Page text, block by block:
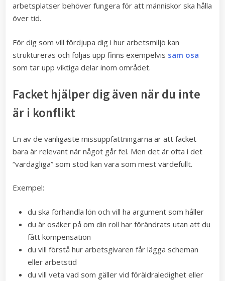
arbetsplatser behöver fungera för att människor ska hålla
över tid.
För dig som vill fördjupa dig i hur arbetsmiljö kan
struktureras och följas upp finns exempelvis sam osa
som tar upp viktiga delar inom området.
Facket hjälper dig även när du inte
är i konflikt
En av de vanligaste missuppfattningarna är att facket
bara är relevant när något går fel. Men det är ofta i det
“vardagliga” som stöd kan vara som mest värdefullt.
Exempel:
du ska förhandla lön och vill ha argument som håller
du är osäker på om din roll har förändrats utan att du
fått kompensation
du vill förstå hur arbetsgivaren får lägga scheman
eller arbetstid
du vill veta vad som gäller vid föräldraledighet eller